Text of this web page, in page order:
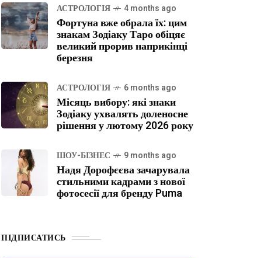
АСТРОЛОГІЯ 4 months ago
Фортуна вже обрала їх: цим
знакам Зодіаку Таро обіцяє
великий прорив наприкінці
березня
АСТРОЛОГІЯ 6 months ago
Місяць вибору: які знаки
Зодіаку ухвалять доленосне
рішення у лютому 2026 року
ШОУ-БІЗНЕС 9 months ago
Надя Дорофєєва зачарувала
стильними кадрами з нової
фотосесії для бренду Puma
ПІДПИСАТИСЬ